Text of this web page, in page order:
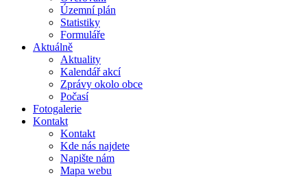
Územní plán
Statistiky
Formuláře
Aktuálně
Aktuality
Kalendář akcí
Zprávy okolo obce
Počasí
Fotogalerie
Kontakt
Kontakt
Kde nás najdete
Napište nám
Mapa webu